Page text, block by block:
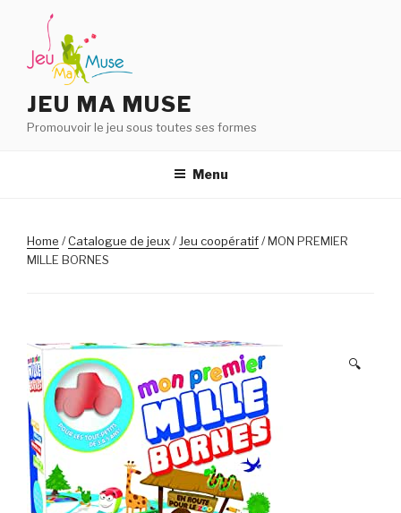
contenu
principal
JEU MA MUSE
Promouvoir le jeu sous toutes ses formes
Menu
Home /Catalogue de jeux/Jeu coopératif/ MON PREMIER
MILLE BORNES
🔍